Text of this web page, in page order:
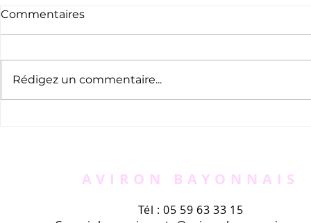
Commentaires
Rédigez un commentaire...
AVIRON BAYONNAIS
Tél : 05 59 63 33 15